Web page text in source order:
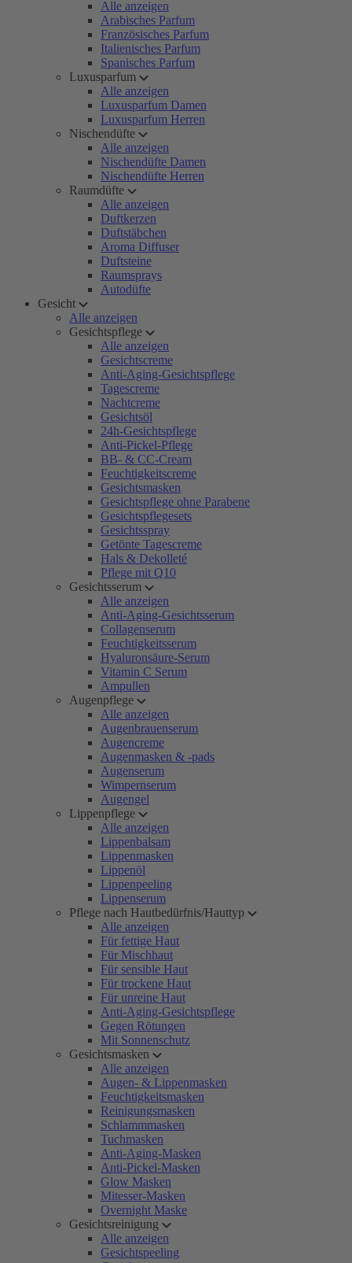
Alle anzeigen
Arabisches Parfum
Französisches Parfum
Italienisches Parfum
Spanisches Parfum
Luxusparfum
Alle anzeigen
Luxusparfum Damen
Luxusparfum Herren
Nischendüfte
Alle anzeigen
Nischendüfte Damen
Nischendüfte Herren
Raumdüfte
Alle anzeigen
Duftkerzen
Duftstäbchen
Aroma Diffuser
Duftsteine
Raumsprays
Autodüfte
Gesicht
Alle anzeigen
Gesichtspflege
Alle anzeigen
Gesichtscreme
Anti-Aging-Gesichtspflege
Tagescreme
Nachtcreme
Gesichtsöl
24h-Gesichtspflege
Anti-Pickel-Pflege
BB- & CC-Cream
Feuchtigkeitscreme
Gesichtsmasken
Gesichtspflege ohne Parabene
Gesichtspflegesets
Gesichtsspray
Getönte Tagescreme
Hals & Dekolleté
Pflege mit Q10
Gesichtsserum
Alle anzeigen
Anti-Aging-Gesichtsserum
Collagenserum
Feuchtigkeitsserum
Hyaluronsäure-Serum
Vitamin C Serum
Ampullen
Augenpflege
Alle anzeigen
Augenbrauenserum
Augencreme
Augenmasken & -pads
Augenserum
Wimpernserum
Augengel
Lippenpflege
Alle anzeigen
Lippenbalsam
Lippenmasken
Lippenöl
Lippenpeeling
Lippenserum
Pflege nach Hautbedürfnis/Hauttyp
Alle anzeigen
Für fettige Haut
Für Mischhaut
Für sensible Haut
Für trockene Haut
Für unreine Haut
Anti-Aging-Gesichtspflege
Gegen Rötungen
Mit Sonnenschutz
Gesichtsmasken
Alle anzeigen
Augen- & Lippenmasken
Feuchtigkeitsmasken
Reinigungsmasken
Schlammmasken
Tuchmasken
Anti-Aging-Masken
Anti-Pickel-Masken
Glow Masken
Mitesser-Masken
Overnight Maske
Gesichtsreinigung
Alle anzeigen
Gesichtspeeling